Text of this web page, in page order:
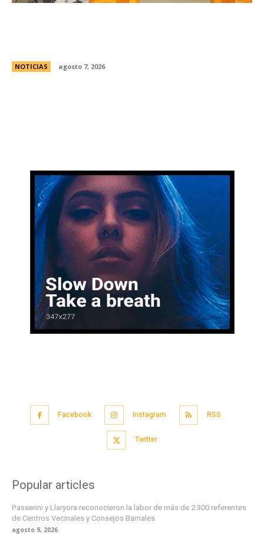
NOTICIAS agosto 7, 2026
Facebook Instagram RSS
Twitter
Popular articles
Passerini y Llaryora reconocieron la labor de más de 2.300 referentes
de Centros Vecinales y Consejos Barriales
agosto 9, 2026